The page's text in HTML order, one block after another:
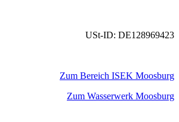
USt-ID: DE128969423
Zum Bereich ISEK Moosburg
Zum Wasserwerk Moosburg